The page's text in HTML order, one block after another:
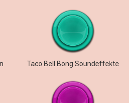
Taco Bell Bong Soundeffekte